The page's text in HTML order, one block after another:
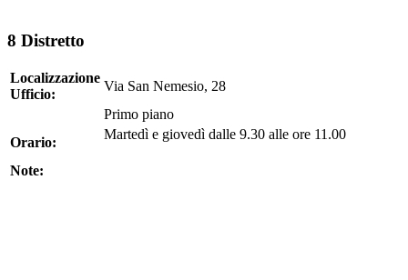
8 Distretto
Localizzazione
Ufficio:
Via San Nemesio, 28
Primo piano
Orario:
Martedì e giovedì dalle 9.30 alle ore 11.00
Note: